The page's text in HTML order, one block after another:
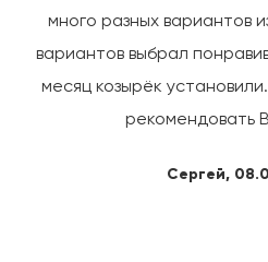
много разных вариантов
вариантов выбрал
месяц козырёк
рекомендовать
Сергей,